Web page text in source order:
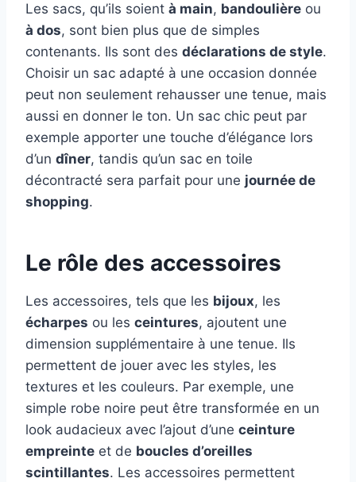
Les sacs, qu’ils soient à main, bandoulière ou
à dos, sont bien plus que de simples
contenants. Ils sont des déclarations de style.
Choisir un sac adapté à une occasion donnée
peut non seulement rehausser une tenue, mais
aussi en donner le ton. Un sac chic peut par
exemple apporter une touche d’élégance lors
d’un dîner, tandis qu’un sac en toile
décontracté sera parfait pour une journée de
shopping.
Le rôle des accessoires
Les accessoires, tels que les bijoux, les
écharpes ou les ceintures, ajoutent une
dimension supplémentaire à une tenue. Ils
permettent de jouer avec les styles, les
textures et les couleurs. Par exemple, une
simple robe noire peut être transformée en un
look audacieux avec l’ajout d’une ceinture
empreinte et de boucles d’oreilles
scintillantes. Les accessoires permettent